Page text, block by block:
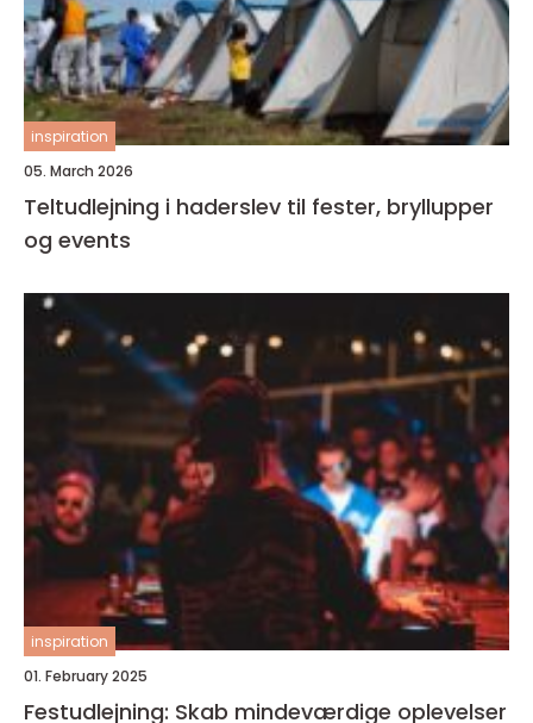
inspiration
05. March 2026
Teltudlejning i haderslev til fester, bryllupper
og events
inspiration
01. February 2025
Festudlejning: Skab mindeværdige oplevelser